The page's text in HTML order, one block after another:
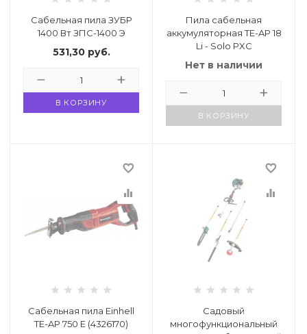
Сабельная пила ЗУБР
1400 Вт ЗПС-1400 Э
531,30 руб.
В КОРЗИНУ
Пила сабельная
аккумуляторная TE-AP 18
Li - Solo PXC
Нет в наличии
В КОРЗИНУ
favorite_border
equalizer
Сабельная пила Einhell
TE-AP 750 Е (4326170)
favorite_border
equalizer
Садовый
многофункциональный